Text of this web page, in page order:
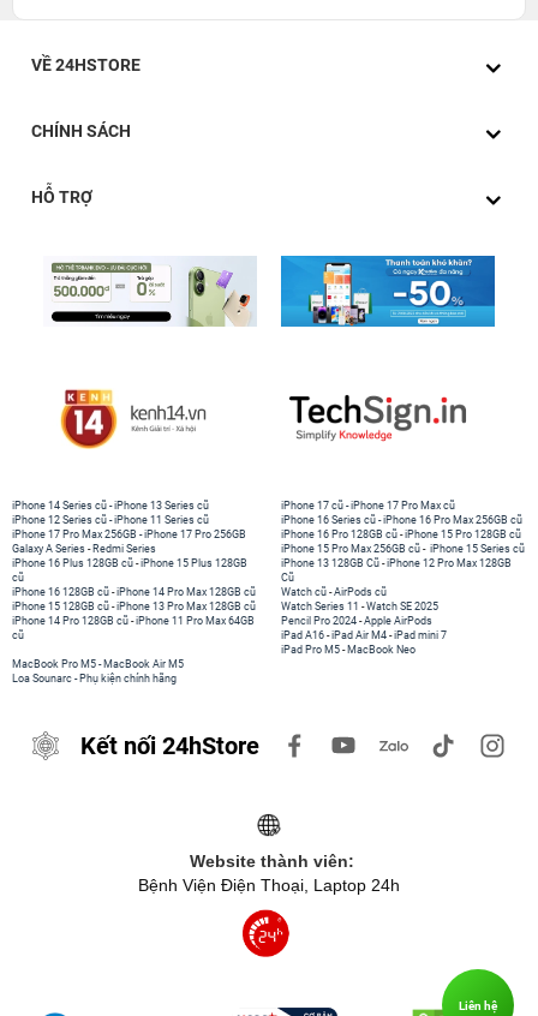
VỀ 24HSTORE
CHÍNH SÁCH
HỖ TRỢ
iPhone 14 Series cũ -iPhone 13 Series cũ
iPhone 12 Series cũ -iPhone 11 Series cũ
iPhone 17 Pro Max 256GB -iPhone 17 Pro 256GB
Galaxy A Series - Redmi Series
iPhone 17 cũ -iPhone 17 Pro Max cũ
iPhone 16 Series cũ - iPhone 16 Pro Max 256GB cũ
iPhone 16 Pro 128GB cũ -iPhone 15 Pro 128GB cũ
iPhone 15 Pro Max 256GB cũ - iPhone 15 Series cũ
iPhone 16 Plus 128GB cũ -iPhone 15 Plus 128GB
cũ
iPhone 16 128GB cũ -iPhone 14 Pro Max 128GB cũ
iPhone 15 128GB cũ -iPhone 13 Pro Max 128GB cũ
iPhone 14 Pro 128GB cũ -iPhone 11 Pro Max 64GB
cũ
iPhone 13 128GB Cũ -iPhone 12 Pro Max 128GB
Cũ
Watch cũ -AirPods cũ
Watch Series 11 -Watch SE 2025
Pencil Pro 2024 -Apple AirPods
iPad A16 -iPad Air M4 -iPad mini 7
iPad Pro M5 - MacBook Neo
MacBook Pro M5 - MacBook Air M5
Loa Sounarc - Phụ kiện chính hãng
Kết nối 24hStore
Website thành viên:
Bệnh Viện Điện Thoại, Laptop 24h
Liên hệ